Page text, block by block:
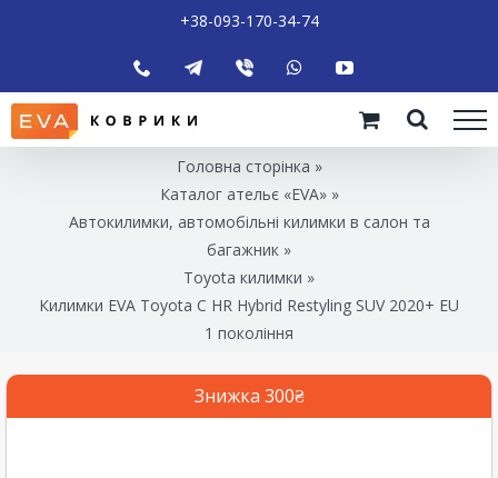
+38-093-170-34-74
Головна сторінка »
Каталог ательє «EVA»»
Автокилимки, автомобільні килимки в салон та
багажник »
Toyota килимки »
Килимки EVA Toyota C HR Hybrid Restyling SUV 2020+ EU
1 покоління
Знижка 300₴